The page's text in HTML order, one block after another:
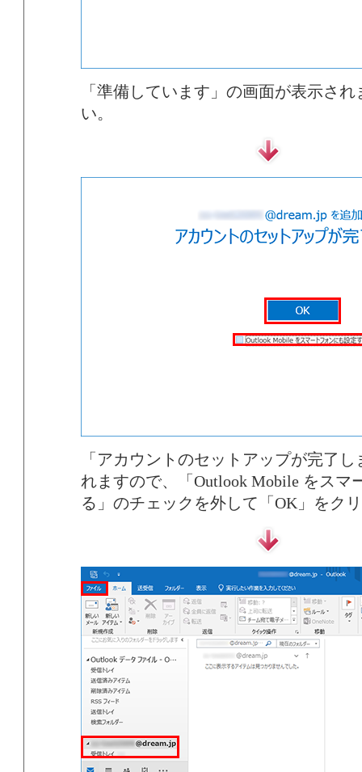
「準備しています」の画面が表示さ
い。
「アカウントのセットアップが完了
れますので、「Outlook Mobile をスマ
る」のチェックを外して「OK」をク